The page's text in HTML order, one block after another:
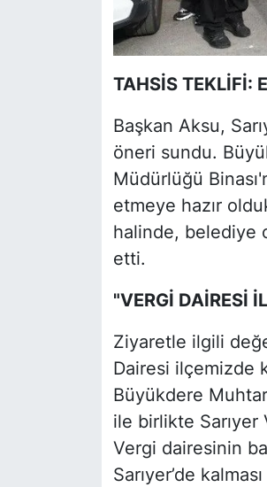
TAHSİS TEKLİFİ:
Başkan Aksu,
öneri sundu.
Müdürlüğü
etmeye hazır
halinde, belediye
etti.
"VERGİ DAİRESİ
Ziyaretle ilgili
Dairesi ilçemizde
Büyükdere
ile birlikte Sarıyer
Vergi dairesinin
Sarıyer’de